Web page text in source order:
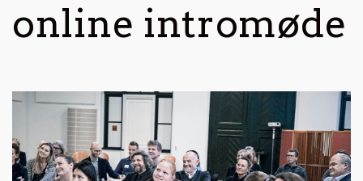
online intromøde